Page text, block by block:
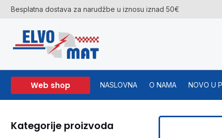
Skip
to
content
Besplatna dostava za narudžbe u iznosu iznad 50€
Web shop NASLOVNA O NAMA NOVO U
Kategorije proizvoda